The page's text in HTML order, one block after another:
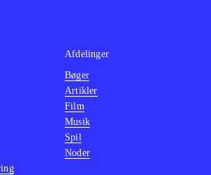
af kriminelle med
mylder er ekstremt
spil er GTA-serien og
Red dead redemption.
genre
.
spil, som ligger
Afdelinger
Bøger
Artikler
Film
Musik
Spil
Noder